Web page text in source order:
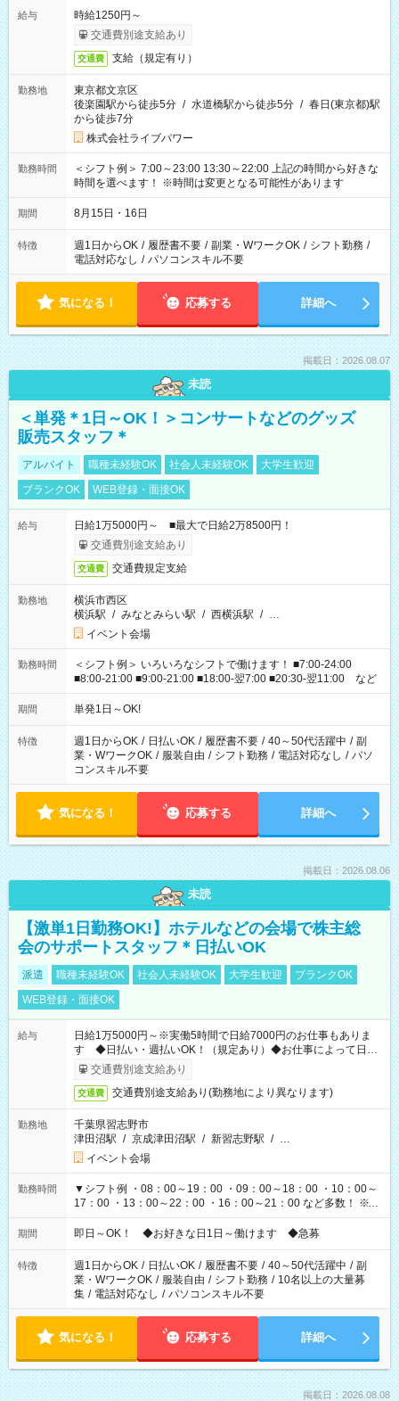
給与
時給1250円～
交通費別途支給あり
交通費 支給（規定有り）
勤務地
東京都文京区
後楽園駅から徒歩5分 / 水道橋駅から徒歩5分 / 春日(東京都)駅
から徒歩7分
株式会社ライブパワー
勤務時間
＜シフト例＞ 7:00～23:00 13:30～22:00 上記の時間から好きな
時間を選べます！ ※時間は変更となる可能性があります
期間 8月15日・16日
特徴 週1日からOK / 履歴書不要 / 副業・WワークOK / シフト勤務 /
電話対応なし / パソコンスキル不要
気になる！ 応募する 詳細へ
掲載日：2026.08.07
未読
＜単発＊1日～OK！＞コンサートなどのグッズ
販売スタッフ＊
アルバイト 職種未経験OK 社会人未経験OK
大学生歓迎
ブランクOK
WEB登録・面接OK
給与
日給1万5000円～ ■最大で日給2万8500円！
交通費別途支給あり
交通費 交通費規定支給
勤務地
横浜市西区
横浜駅 / みなとみらい駅 / 西横浜駅 / …
イベント会場
勤務時間
＜シフト例＞ いろいろなシフトで働けます！ ■7:00-24:00
■8:00-21:00 ■9:00-21:00 ■18:00-翌7:00 ■20:30-翌11:00 など
期間 単発1日～OK!
特徴 週1日からOK / 日払いOK / 履歴書不要 / 40～50代活躍中 / 副
業・WワークOK / 服装自由 / シフト勤務 / 電話対応なし / パソ
コンスキル不要
気になる！ 応募する 詳細へ
掲載日：2026.08.06
未読
【激単1日勤務OK!】ホテルなどの会場で株主総
会のサポートスタッフ＊日払いOK
派遣 職種未経験OK 社会人未経験OK 大学生歓迎
ブランクOK
WEB登録・面接OK
給与
日給1万5000円～※実働5時間で日給7000円のお仕事もありま
す ◆日払い・週払いOK！（規定あり）◆お仕事によって日給
も異なります
交通費別途支給あり
交通費 交通費別途支給あり(勤務地により異なります)
勤務地
千葉県習志野市
津田沼駅 / 京成津田沼駅 / 新習志野駅 / …
イベント会場
勤務時間
▼シフト例 ・08：00～19：00 ・09：00～18：00 ・10：00～
17：00 ・13：00～22：00 ・16：00～21：00 など多数！ ※お
仕事により勤務時間が異なります
期間 即日～OK！ ◆お好きな日1日～働けます ◆急募
特徴 週1日からOK / 日払いOK / 履歴書不要 / 40～50代活躍中 / 副
業・WワークOK / 服装自由 / シフト勤務 / 10名以上の大量募
集 / 電話対応なし / パソコンスキル不要
気になる！ 応募する 詳細へ
掲載日：2026.08.08